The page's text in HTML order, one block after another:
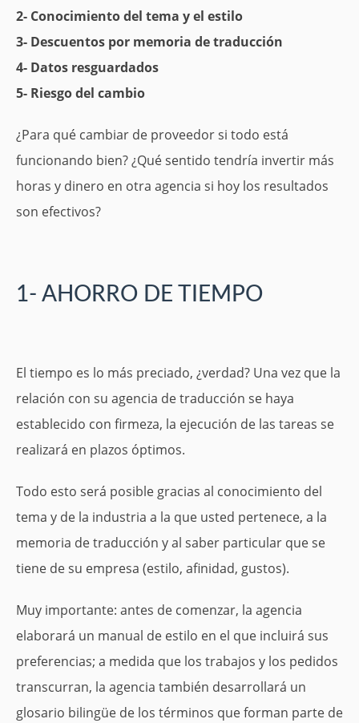
2- Conocimiento del tema y el estilo
3- Descuentos por memoria de traducción
4- Datos resguardados
5- Riesgo del cambio
¿Para qué cambiar de proveedor si todo está
funcionando bien? ¿Qué sentido tendría invertir más
horas y dinero en otra agencia si hoy los resultados
son efectivos?
1- AHORRO DE TIEMPO
El tiempo es lo más preciado, ¿verdad? Una vez que la
relación con su agencia de traducción se haya
establecido con firmeza, la ejecución de las tareas se
realizará en plazos óptimos.
Todo esto será posible gracias al conocimiento del
tema y de la industria a la que usted pertenece, a la
memoria de traducción y al saber particular que se
tiene de su empresa (estilo, afinidad, gustos).
Muy importante: antes de comenzar, la agencia
elaborará un manual de estilo en el que incluirá sus
preferencias; a medida que los trabajos y los pedidos
transcurran, la agencia también desarrollará un
glosario bilingüe de los términos que forman parte de